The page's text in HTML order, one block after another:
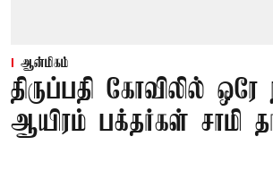
ஆன்மிகம்
திருப்பதி கோவிலில் ஒரே
ஆயிரம் பக்தர்கள் சாமி